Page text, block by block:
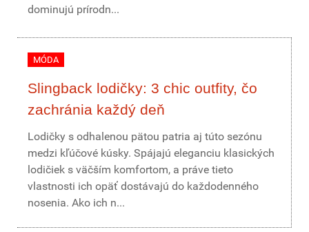
dominujú prírodn...
MÓDA
Slingback lodičky: 3 chic outfity, čo
zachránia každý deň
Lodičky s odhalenou pätou patria aj túto sezónu
medzi kľúčové kúsky. Spájajú eleganciu klasických
lodičiek s väčším komfortom, a práve tieto
vlastnosti ich opäť dostávajú do každodenného
nosenia. Ako ich n...